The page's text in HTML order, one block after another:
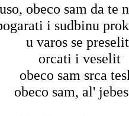
obeco sam da te
i sudbinu
u varos se
orcati i veselit
obeco sam srca
obeco sam, al'